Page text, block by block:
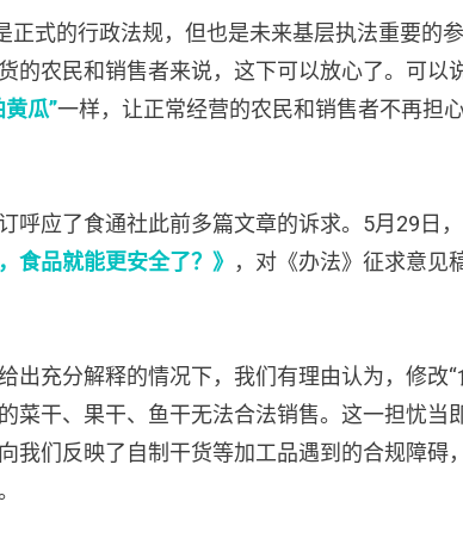
正式的行政法规，但也是未来基层执法重要的
的农民和销售者来说，这下可以放心了。可以
黄瓜”一样，让正常经营的农民和销售者不再担
呼应了食通社此前多篇文章的诉求。5月29日
食品就能更安全了？》 ，对《办法》征求意见
出充分解释的情况下，我们有理由认为，修改“
菜干、果干、鱼干无法合法销售。这一担忧当
我们反映了自制干货等加工品遇到的合规障碍